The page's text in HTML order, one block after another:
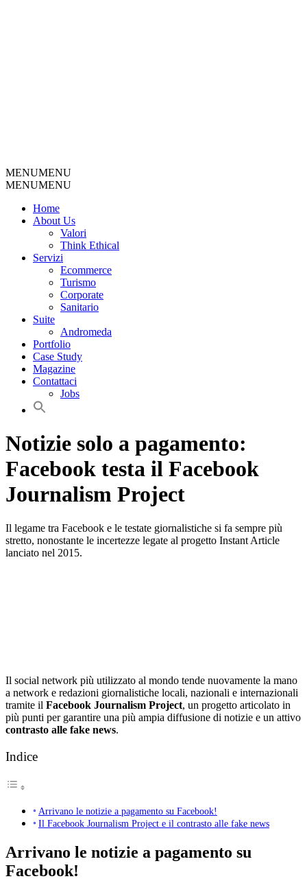
MENUMENU
MENUMENU
Home
About Us
Valori
Think Ethical
Servizi
Ecommerce
Turismo
Corporate
Sanitario
Suite
Andromeda
Portfolio
Case Study
Magazine
Contattaci
Jobs
Notizie solo a pagamento:
Facebook testa il Facebook
Journalism Project
Il legame tra Facebook e le testate giornalistiche si fa sempre più
stretto, nonostante le incertezze legate al progetto Instant Article
lanciato nel 2015.
Il social network più utilizzato al mondo tende nuovamente la mano
a network e redazioni giornalistiche locali, nazionali e internazionali
tramite il Facebook Journalism Project, un progetto articolato in
più punti per garantire una più ampia diffusione di notizie e un attivo
contrasto alle fake news.
Indice
Arrivano le notizie a pagamento su Facebook!
Il Facebook Journalism Project e il contrasto alle fake news
Arrivano le notizie a pagamento su
Facebook!